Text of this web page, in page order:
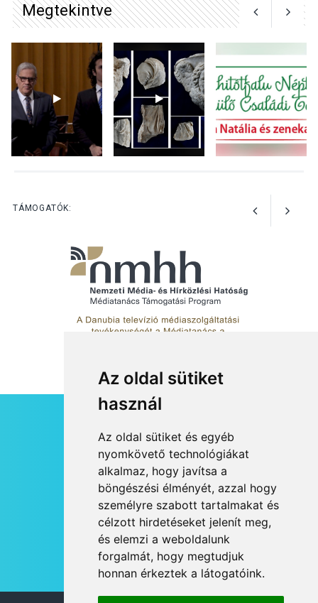
Az oldal sütiket
használ
Az oldal sütiket és egyéb
nyomkövető technológiákat
alkalmaz, hogy javítsa a
böngészési élményét, azzal hogy
személyre szabott tartalmakat és
célzott hirdetéseket jelenít meg,
és elemzi a weboldalunk
forgalmát, hogy megtudjuk
honnan érkeztek a látogatóink.
Mi a pszichológia, és miért
van rá szükségünk? –
Beszélgetés a Kacsakő
Irodalmi Színpadon
Megtekintve
TÁMOGATÓK:
RSS
JOGI NYILATKOZAT
KAPCSOLAT
OLDALTÉRKÉP
IMPRESSZUM
HÍR BEKÜLDÉSE